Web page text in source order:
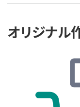
オリジナル